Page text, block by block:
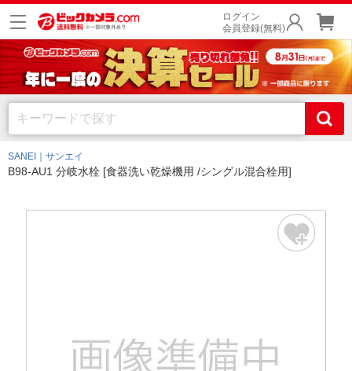
ログイン
会員登録(無料)
SANEI｜サンエイ
B98-AU1 分岐水栓 [食器洗い乾燥機用 /シングル混合栓用]